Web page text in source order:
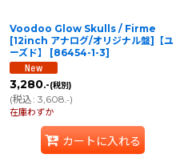
Voodoo Glow Skulls / Firme
[12inch アナログ/オリジナル盤]【ユ
ーズド】
[86454-1-3]
3,280.-(税別)
(税込: 3,608.-)
在庫わずか
カートに入れる